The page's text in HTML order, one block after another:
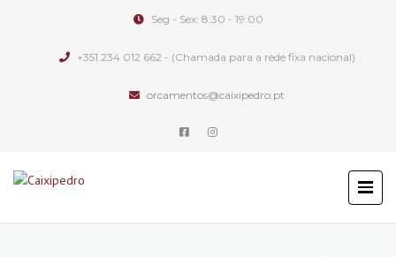
Seg - Sex: 8:30 - 19:00
+351 234 012 662 - (Chamada para a rede fixa nacional)
orcamentos@caixipedro.pt